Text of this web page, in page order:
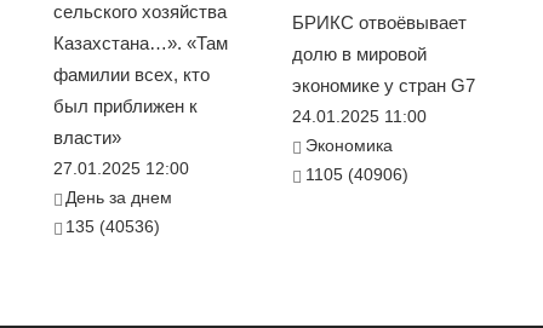
сельского хозяйства
Казахстана…». «Там
фамилии всех, кто
был приближен к
власти»
27.01.2025 12:00
День за днем
135 (40536)
БРИКС отвоёвывает
долю в мировой
экономике у стран G7
24.01.2025 11:00
Экономика
1105 (40906)